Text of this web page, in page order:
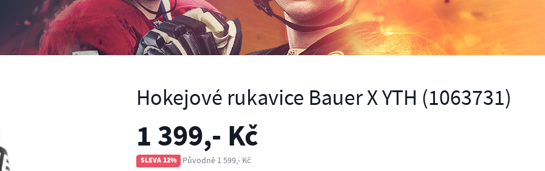
Hokejové rukavice Bauer X YTH (1063731)
1 399,- Kč
SLEVA 12% Původně 1 599,- Kč